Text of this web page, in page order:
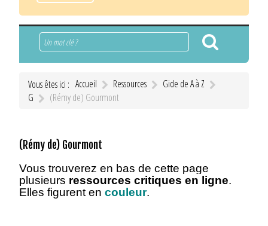
Rechercher
Vous êtes ici : Accueil Ressources
Gide de A à Z
G
(Rémy de) Gourmont
(Rémy de) Gourmont
Vous trouverez en bas de cette page
plusieurs ressources critiques en ligne.
Elles figurent en couleur.